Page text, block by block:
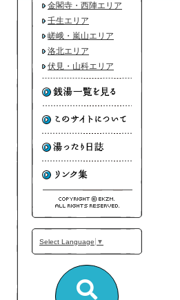
金閣寺・西陣エリア
壬生エリア
嵯峨・嵐山エリア
洛北エリア
伏見・山科エリア
Select Language ▼